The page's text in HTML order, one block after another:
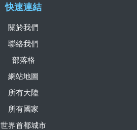
快速連結
關於我們
聯絡我們
部落格
網站地圖
所有大陸
所有國家
世界首都城市